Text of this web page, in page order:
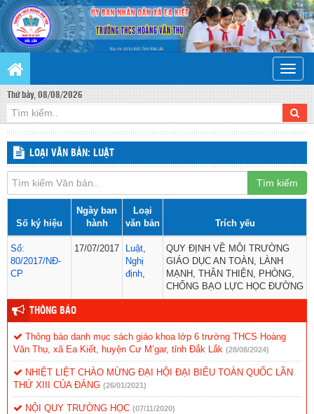
Toggle
Thứ bảy, 08/08/2026
LOẠI VĂN BẢN: LUẬT
Tìm kiếm
Số ký hiệu
Ngày ban
hành
Loại
văn bản
Trích yếu
Số:
80/2017/NĐ-
CP
17/07/2017 Luật
Nghị
định
QUY ĐỊNH VỀ MÔI TRƯỜNG
GIÁO DỤC AN TOÀN, LÀNH
MẠNH, THÂN THIỆN, PHÒNG,
CHỐNG BẠO LỰC HỌC ĐƯỜNG
THÔNG BÁO
Thông báo danh mục sách giáo khoa lớp 6 trường THCS Hoàng
Văn Thụ, xã Ea Kiết, huyện Cư M’gar, tỉnh Đắk Lắk (28/08/2024)
NHIỆT LIỆT CHÀO MỪNG ĐẠI HỘI ĐẠI BIỂU TOÀN QUỐC LẦN
THỨ XIII CỦA ĐẢNG (26/01/2021)
NỘI QUY TRƯỜNG HỌC (07/11/2020)